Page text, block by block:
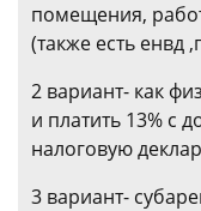
помещения,
(также есть енвд
2 вариант- как
и платить 13% с
налоговую
3 вариант-